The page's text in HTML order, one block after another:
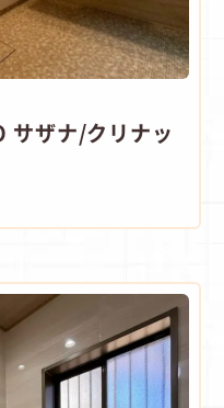
サザナ/クリナッ